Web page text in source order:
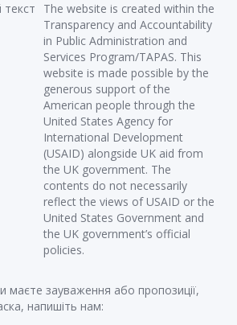
The website is created within the
Transparency and Accountability
in Public Administration and
Services Program/TAPAS. This
website is made possible by the
generous support of the
American people through the
United States Agency for
International Development
(USAID) alongside UK aid from
the UK government. The
contents do not necessarily
reflect the views of USAID or the
United States Government and
the UK government’s official
policies.
маєте зауваження або пропозиції,
напишіть нам: